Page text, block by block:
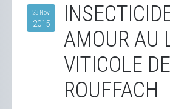
23 Nov
2015
AMOUR AU
VITICOLE DE
ROUFFACH